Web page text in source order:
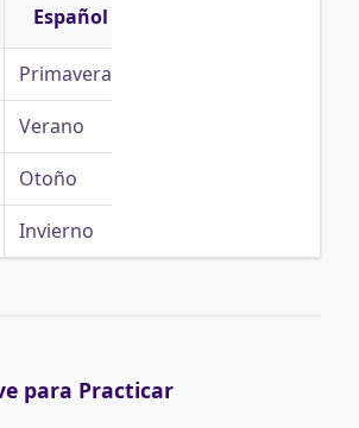
Español
Primavera
Verano
Otoño
Invierno
para Practicar